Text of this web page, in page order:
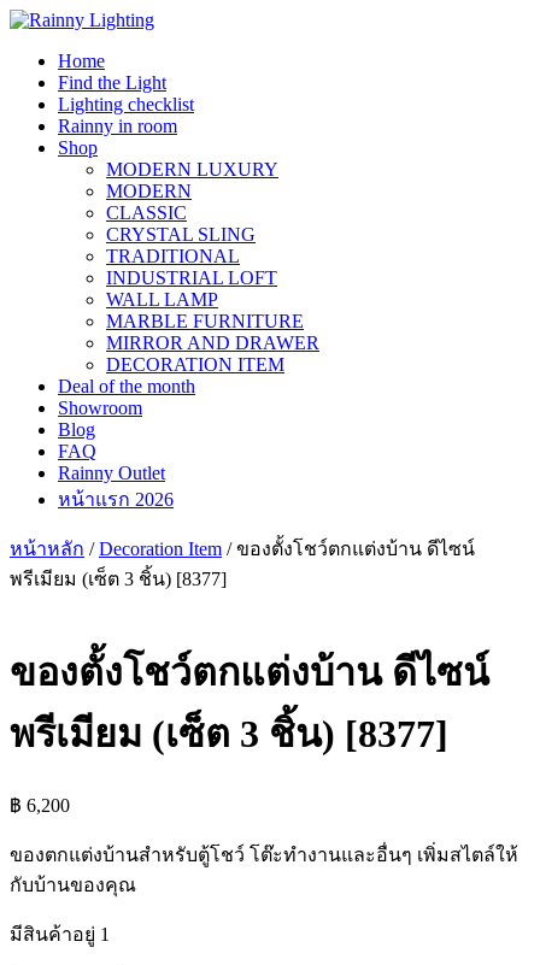
Skip
contentHome
Find the Light
Lighting checklist
Rainny in room
Shop
MODERN LUXURY
MODERN
CLASSIC
CRYSTAL SLING
TRADITIONAL
INDUSTRIAL LOFT
WALL LAMP
MARBLE FURNITURE
MIRROR AND DRAWER
DECORATION ITEM
Deal of the month
Showroom
Blog
FAQ
Rainny Outlet
หน้าแรก 2026
หน้าหลัก /Decoration Item / ของตั้งโชว์ตกแต่งบ้าน ดีไซน์
พรีเมียม (เซ็ต 3 ชิ้น) [8377]
ของตั้งโชว์ตกแต่งบ้าน ดีไซน์
พรีเมียม (เซ็ต 3 ชิ้น) [8377]
฿ 6,200
ของตกแต่งบ้านสำหรับตู้โชว์ โต๊ะทำงานและอื่นๆ เพิ่มสไตล์ให้
กับบ้านของคุณ
มีสินค้าอยู่ 1